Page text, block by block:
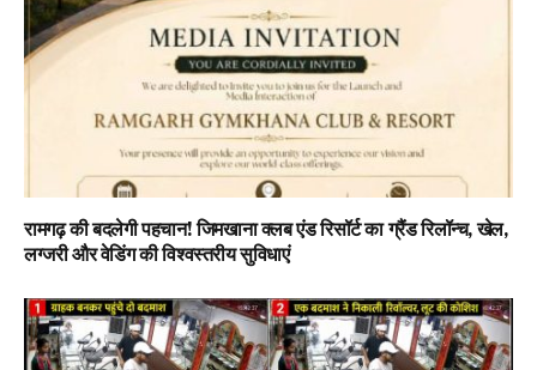
रामगढ़ की बदलेगी पहचान! जिमखाना क्लब एंड रिसॉर्ट का ग्रैंड रिलॉन्च, खेल,
लग्जरी और वेडिंग की विश्वस्तरीय सुविधाएं